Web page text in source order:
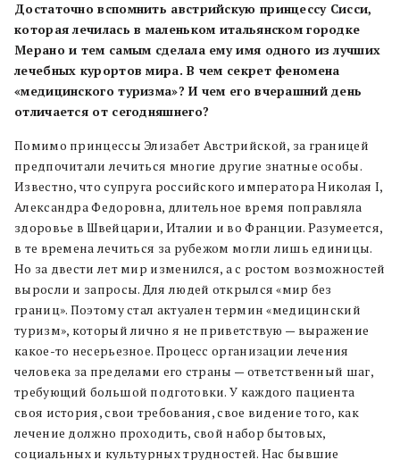
Достаточно вспомнить австрийскую принцессу Сисси,
которая лечилась в маленьком итальянском городке
Мерано и тем самым сделала ему имя одного из лучших
лечебных курортов мира. В чем секрет феномена
«медицинского туризма»? И чем его вчерашний день
отличается от сегодняшнего?
Помимо принцессы Элизабет Австрийской, за границей
предпочитали лечиться многие другие знатные особы.
Известно, что супруга российского императора Николая I,
Александра Федоровна, длительное время поправляла
здоровье в Швейцарии, Италии и во Франции. Разумеется,
в те времена лечиться за рубежом могли лишь единицы.
Но за двести лет мир изменился, а с ростом возможностей
выросли и запросы. Для людей открылся «мир без
границ». Поэтому стал актуален термин «медицинский
туризм», который лично я не приветствую — выражение
какое-то несерьезное. Процесс организации лечения
человека за пределами его страны — ответственный шаг,
требующий большой подготовки. У каждого пациента
своя история, свои требования, свое видение того, как
лечение должно проходить, свой набор бытовых,
социальных и культурных трудностей. Нас бывшие